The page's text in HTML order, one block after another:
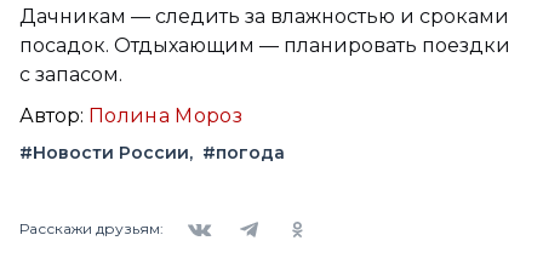
Дачникам — следить за влажностью и сроками
посадок. Отдыхающим — планировать поездки
с запасом.
Автор: Полина Мороз
#Новости России #погода
Расскажи друзьям: